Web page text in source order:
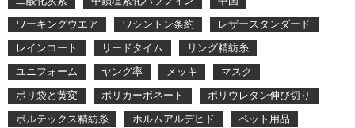
ワーキングウエア
ワシントン条約
レザースタンダード
レインコート
リードタイム
リング精紡糸
ユニフォーム
ヤング率 メッキ
マスク
ポリ袋と黄変
ポリカーボネート
ポリウレタン伸び切り
ボルテックス精紡糸
ホルムアルデヒド
ペット用品